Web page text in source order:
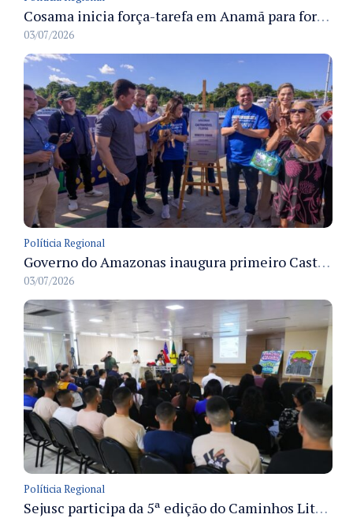
Cosama inicia força-tarefa em Anamã para fortalecer abastecimento de água e segurança hídrica da população
03/07/2026
Políticia Regional
Governo do Amazonas inaugura primeiro Castramóvel Fluvial para atendimento veterinário às comunidades ribeirinhas e castração gratuita
03/07/2026
Políticia Regional
Sejusc participa da 5ª edição do Caminhos Literários com foco na cultura hip-hop nas unidades socioeducativas